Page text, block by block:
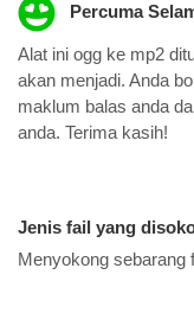
Percuma
Alat ini ogg ke mp2
akan menjadi. Anda
maklum balas anda
anda. Terima kasih!
Jenis fail yang
Menyokong sebarang